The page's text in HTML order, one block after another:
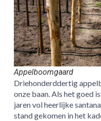
Appelboomgaard
Driehonderddertig
onze baan. Als het goed
jaren vol heerlijke
stand gekomen in het